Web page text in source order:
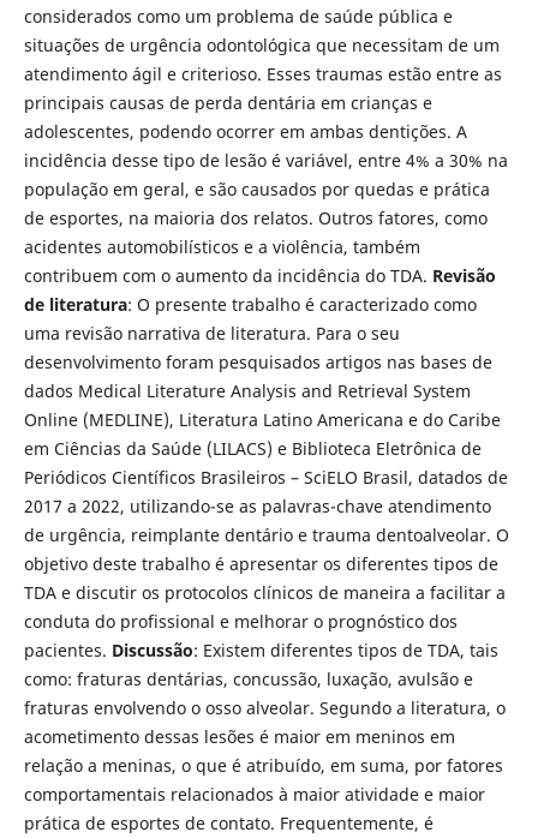
considerados como um problema de saúde pública e
situações de urgência odontológica que necessitam de um
atendimento ágil e criterioso. Esses traumas estão entre as
principais causas de perda dentária em crianças e
adolescentes, podendo ocorrer em ambas dentições. A
incidência desse tipo de lesão é variável, entre 4% a 30% na
população em geral, e são causados por quedas e prática
de esportes, na maioria dos relatos. Outros fatores, como
acidentes automobilísticos e a violência, também
contribuem com o aumento da incidência do TDA. Revisão
de literatura: O presente trabalho é caracterizado como
uma revisão narrativa de literatura. Para o seu
desenvolvimento foram pesquisados artigos nas bases de
dados Medical Literature Analysis and Retrieval System
Online (MEDLINE), Literatura Latino Americana e do Caribe
em Ciências da Saúde (LILACS) e Biblioteca Eletrônica de
Periódicos Científicos Brasileiros – SciELO Brasil, datados de
2017 a 2022, utilizando-se as palavras-chave atendimento
de urgência, reimplante dentário e trauma dentoalveolar. O
objetivo deste trabalho é apresentar os diferentes tipos de
TDA e discutir os protocolos clínicos de maneira a facilitar a
conduta do profissional e melhorar o prognóstico dos
pacientes. Discussão: Existem diferentes tipos de TDA, tais
como: fraturas dentárias, concussão, luxação, avulsão e
fraturas envolvendo o osso alveolar. Segundo a literatura, o
acometimento dessas lesões é maior em meninos em
relação a meninas, o que é atribuído, em suma, por fatores
comportamentais relacionados à maior atividade e maior
prática de esportes de contato. Frequentemente, é